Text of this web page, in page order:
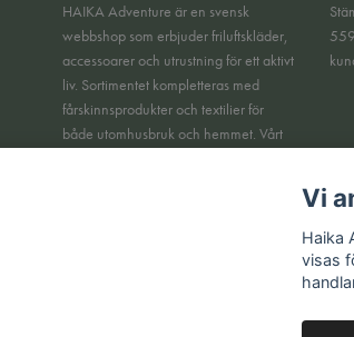
HAIKA Adventure är en svensk
webbshop som erbjuder friluftskläder,
accessoarer och utrustning för ett aktivt
liv. Sortimentet kompletteras med
fårskinnsprodukter och textilier för
både utomhusbruk och hemmet. Vårt
Vi
Haika
visas